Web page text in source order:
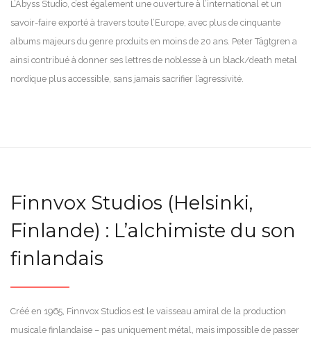
L’Abyss Studio, c’est également une ouverture à l’international et un
savoir-faire exporté à travers toute l’Europe, avec plus de cinquante
albums majeurs du genre produits en moins de 20 ans. Peter Tägtgren a
ainsi contribué à donner ses lettres de noblesse à un black/death metal
nordique plus accessible, sans jamais sacrifier l’agressivité.
Finnvox Studios (Helsinki,
Finlande) : L’alchimiste du son
finlandais
Créé en 1965, Finnvox Studios est le vaisseau amiral de la production
musicale finlandaise – pas uniquement métal, mais impossible de passer